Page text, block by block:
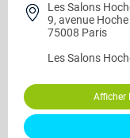
Les Salons
9, avenue Hoche
75008 Paris
Les Salons
Afficher